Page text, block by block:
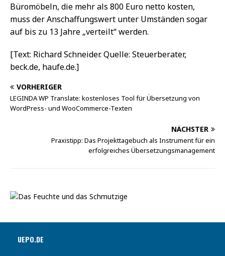
Büromöbeln, die mehr als 800 Euro netto kosten,
muss der Anschaffungswert unter Umständen sogar
auf bis zu 13 Jahre „verteilt“ werden.
[Text: Richard Schneider. Quelle: Steuerberater,
beck.de, haufe.de.]
VORHERIGER
LEGINDA WP Translate: kostenloses Tool für Übersetzung von
WordPress- und WooCommerce-Texten
NÄCHSTER
Praxistipp: Das Projekttagebuch als Instrument für ein
erfolgreiches Übersetzungsmanagement
UEPO.DE